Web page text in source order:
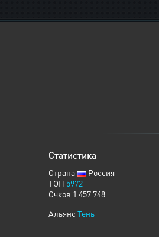
Статистика
Страна
Россия
ТОП 5972
Очков 1 457 748
Альянс Тень